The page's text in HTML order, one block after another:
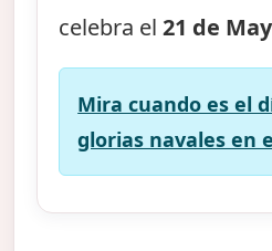
celebra el21 de
Mira cuando es el
glorias navales en